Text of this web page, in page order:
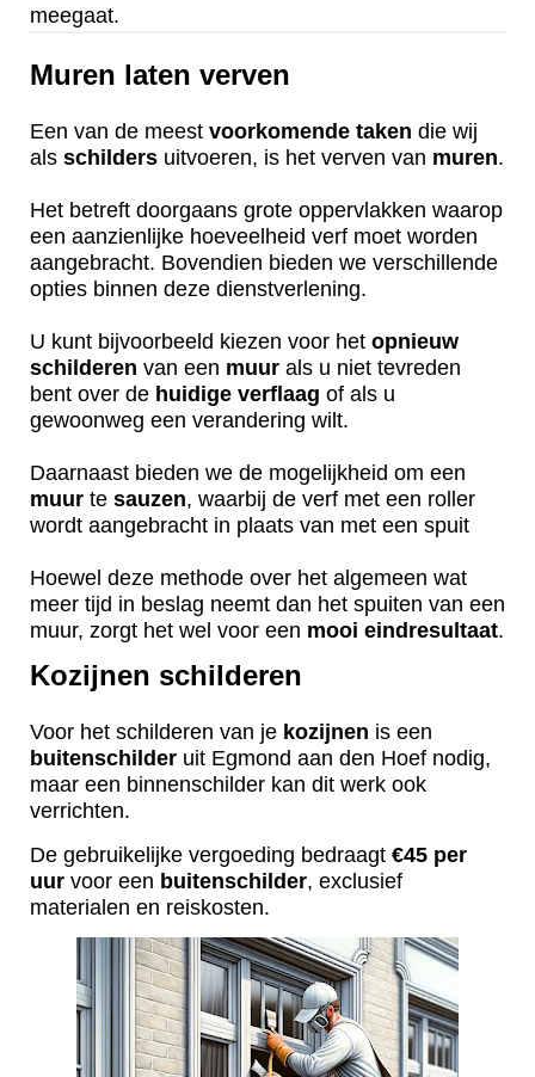
meegaat.
Muren laten verven
Een van de meest voorkomende taken die wij
als schilders uitvoeren, is het verven van muren.
Het betreft doorgaans grote oppervlakken waarop
een aanzienlijke hoeveelheid verf moet worden
aangebracht. Bovendien bieden we verschillende
opties binnen deze dienstverlening.
U kunt bijvoorbeeld kiezen voor het opnieuw
schilderen van een muur als u niet tevreden
bent over de huidige verflaag of als u
gewoonweg een verandering wilt.
Daarnaast bieden we de mogelijkheid om een
muur te sauzen, waarbij de verf met een roller
wordt aangebracht in plaats van met een spuit
Hoewel deze methode over het algemeen wat
meer tijd in beslag neemt dan het spuiten van een
muur, zorgt het wel voor een mooi eindresultaat.
Kozijnen schilderen
Voor het schilderen van je kozijnen is een
buitenschilder uit Egmond aan den Hoef nodig,
maar een binnenschilder kan dit werk ook
verrichten.
De gebruikelijke vergoeding bedraagt €45 per
uur voor een buitenschilder, exclusief
materialen en reiskosten.